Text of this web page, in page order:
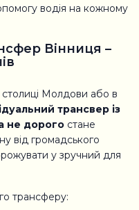
водія на кожному
Вінниця –
Молдови або в
трансвер із
не дорого стане
від громадського
у зручний для
трансферу: